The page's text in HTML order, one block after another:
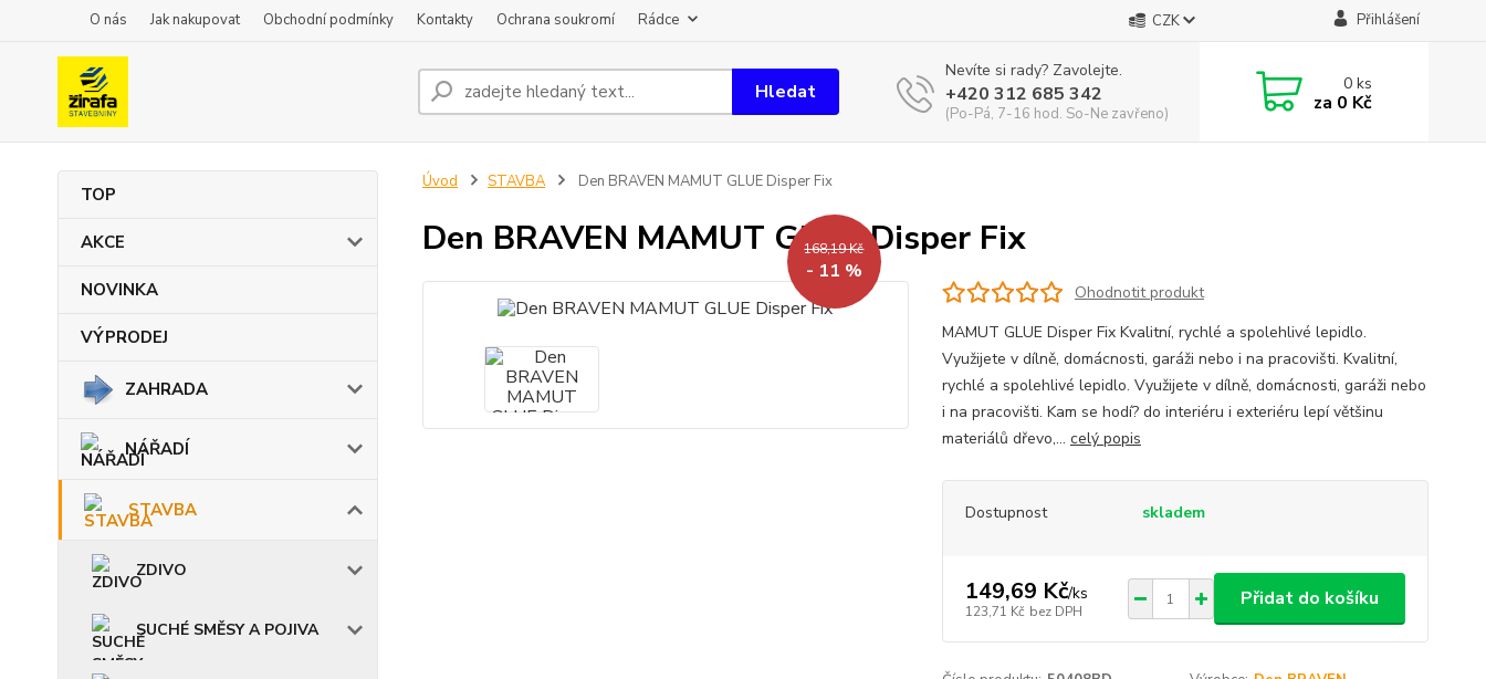
O nás Jak nakupovat Obchodní podmínky Kontakty Ochrana soukromí Rádce CZK Přihlášení
Hledat
Nevíte si rady? Zavolejte.
+420 312 685 342
(Po-Pá, 7-16 hod. So-Ne zavřeno)
0ks
za 0 Kč
TOP
AKCE
NOVINKA
VÝPRODEJ
ZAHRADA
NÁŘADÍ
STAVBA
ZDIVO
SUCHÉ SMĚSY A POJIVA
Úvod STAVBA Den BRAVEN MAMUT GLUE Disper Fix
Den BRAVEN MAMUT GLUE Disper Fix
168,19 Kč
- 11 %
Ohodnotit produkt
MAMUT GLUE Disper Fix Kvalitní, rychlé a spolehlivé lepidlo.
Využijete v dílně, domácnosti, garáži nebo i na pracovišti. Kvalitní,
rychlé a spolehlivé lepidlo. Využijete v dílně, domácnosti, garáži nebo
i na pracovišti. Kam se hodí? do interiéru i exteriéru lepí většinu
materiálů dřevo,... celý popis
Dostupnost skladem
149,69 Kč/ks
123,71 Kč bez DPH
Přidat do košíku